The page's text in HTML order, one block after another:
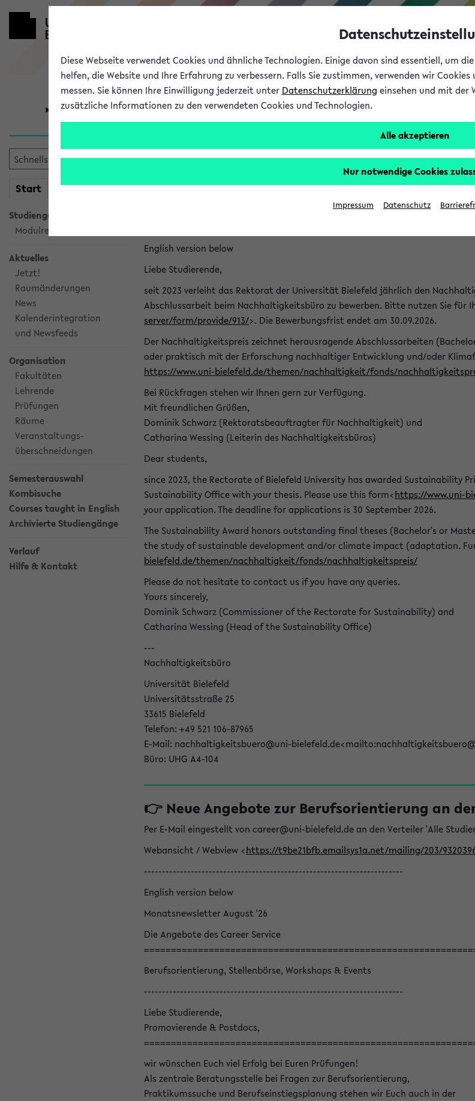
Universität Forschung Studium
Start meineKVV
Studiengangsauswahl
Modulrecherche
Aktuelles
Jetzt!
Raumänderungen
News
Kalenderintegration
und Newsfeeds
Organisation
Fakultäten
Lehrende
Prüfungen
Räume
Veranstaltungs-
überschneidungen
Semesterauswahl
Kombisuche
Courses taught in English
Archivierte Studiengänge
Verlauf
Hilfe & Kontakt
eKVV News
Nachhaltigkeitspreis 2026: Bewerbungsphase
English version below
Liebe Studierende,
seit 2023 verleiht das Rektorat der Universität Bielefeld jährlich den
Abschlussarbeit beim Nachhaltigkeitsbüro zu bewerben. Bitte nutzen Sie für
server/form/provide/913/>. Die Bewerbungsfrist endet am 30.09.2026.
Der Nachhaltigkeitspreis zeichnet herausragende Abschlussarbeiten
oder praktisch mit der Erforschung nachhaltiger Entwicklung und/oder
https://www.uni-bielefeld.de/themen/nachhaltigkeit/fonds/
Bei Rückfragen stehen wir Ihnen gern zur Verfügung.
Mit freundlichen Grüßen,
Dominik Schwarz (Rektoratsbeauftragter für Nachhaltigkeit) und
Catharina Wessing (Leiterin des Nachhaltigkeitsbüros)
Dear students,
since 2023, the Rectorate of Bielefeld University has awarded Sustainability
Sustainability Office with your thesis. Please use this form<https://www.uni-
your application. The deadline for applications is 30 September 2026.
The Sustainability Award honors outstanding final theses (Bachelor's or
the study of sustainable development and/or climate impact (adaptation.
bielefeld.de/themen/nachhaltigkeit/fonds/nachhaltigkeitspreis/
Please do not hesitate to contact us if you have any queries.
Yours sincerely,
Dominik Schwarz (Commissioner of the Rectorate for Sustainability) and
Catharina Wessing (Head of the Sustainability Office)
---
Nachhaltigkeitsbüro
Universität Bielefeld
Universitätsstraße 25
33615 Bielefeld
Telefon: +49 521 106-87965
E-Mail: nachhaltigkeitsbuero@uni-
Büro: UHG A4-104
👉 Neue Angebote zur Berufsorientierung an
Per E-Mail eingestellt von career@uni-bielefeld.de an den Verteiler 'Alle
Webansicht / Webview <https://t9be21bfb.emailsys1a.net/mailing/203/
------------------------------------------------------------------------
English version below
Monatsnewsletter August '26
Die Angebote des Career Service
Berufsorientierung, Stellenbörse, Workshops & Events
------------------------------------------------------------------------
Liebe Studierende,
Promovierende & Postdocs,
wir wünschen Euch viel Erfolg bei Euren Prüfungen!
Als zentrale Beratungsstelle bei Fragen zur Berufsorientierung,
Praktikumssuche und Berufseinstiegsplanung stehen wir Euch auch in der
Diese Webseite verwendet Cookies und ähnliche Technologien. Einige davon sind essentiell, um
helfen, die Website und Ihre Erfahrung zu verbessern. Falls Sie zustimmen, verwenden wir
messen. Sie können Ihre Einwilligung jederzeit unter Datenschutzerklärung einsehen und mit der
zusätzliche Informationen zu den verwendeten Cookies und Technologien.
Alle akzeptieren
Nur notwendige Cookies
Impressum Datenschutz